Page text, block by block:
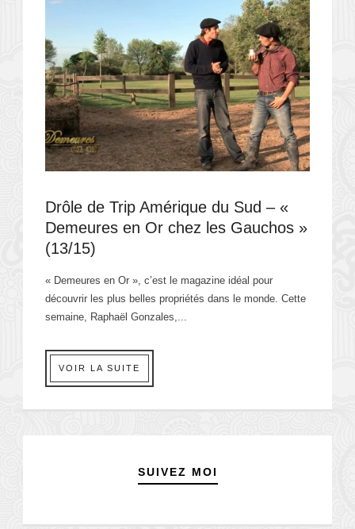
Drôle de Trip Amérique du Sud – «
Demeures en Or chez les Gauchos »
(13/15)
« Demeures en Or », c’est le magazine idéal pour
découvrir les plus belles propriétés dans le monde. Cette
semaine, Raphaël Gonzales,...
VOIR LA SUITE
SUIVEZ MOI